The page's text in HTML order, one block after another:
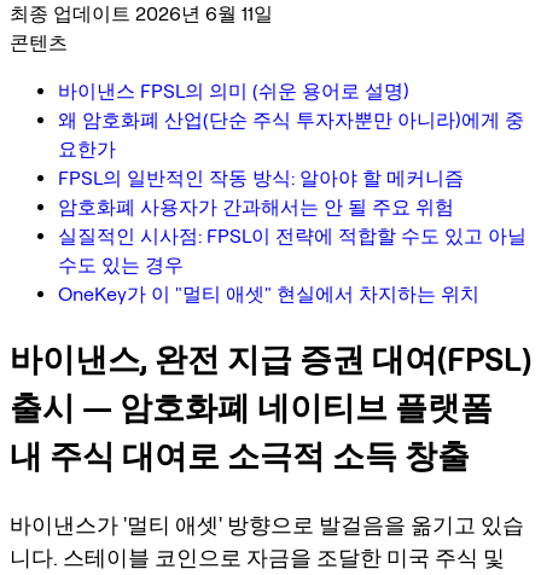
최종 업데이트 2026년 6월 11일
콘텐츠
바이낸스 FPSL의 의미 (쉬운 용어로 설명)
왜 암호화폐 산업(단순 주식 투자자뿐만 아니라)에게 중
요한가
FPSL의 일반적인 작동 방식: 알아야 할 메커니즘
암호화폐 사용자가 간과해서는 안 될 주요 위험
실질적인 시사점: FPSL이 전략에 적합할 수도 있고 아닐
수도 있는 경우
OneKey가 이 "멀티 애셋" 현실에서 차지하는 위치
바이낸스, 완전 지급 증권 대여(FPSL)
출시 — 암호화폐 네이티브 플랫폼
내 주식 대여로 소극적 소득 창출
바이낸스가 '멀티 애셋' 방향으로 발걸음을 옮기고 있습
니다. 스테이블 코인으로 자금을 조달한 미국 주식 및